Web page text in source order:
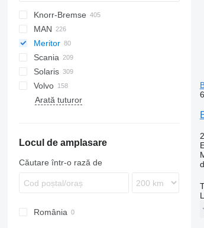
Futura
Axer
Citelis
Crossway
Daily
Domino
Evadys
Karosa
Knorr-Bremse
MAN
A-series
Lion's series
Citaro
Integro
Intouro
O-series
S-Class
Meritor
Cityliner
Jetliner
Skyliner
Tourliner
Scania
K-series
L-series
Solaris
Alpino
Urbino
T-series
Volvo
7700
Arată tuturor
Locul de amplasare
Căutare într-o rază de
România
6